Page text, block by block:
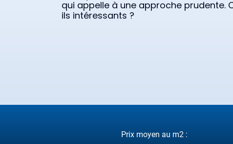
qui appelle à une approche prudente.
ils intéressants ?
Prix moyen au m2 :